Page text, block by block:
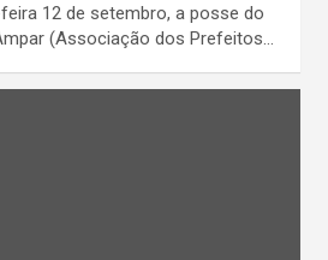
12 de setembro, a posse do
(Associação dos Prefeitos…